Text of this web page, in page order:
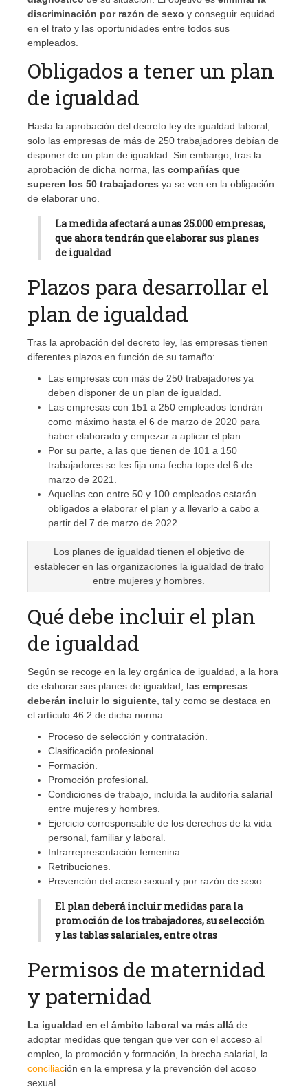
discriminación por razón de sexo y conseguir equidad
en el trato y las oportunidades entre todos sus
empleados.
Obligados a tener un plan
de igualdad
Hasta la aprobación del decreto ley de igualdad laboral,
solo las empresas de más de 250 trabajadores debían de
disponer de un plan de igualdad. Sin embargo, tras la
aprobación de dicha norma, las compañías que
superen los 50 trabajadores ya se ven en la obligación
de elaborar uno.
La medida afectará a unas 25.000 empresas,
que ahora tendrán que elaborar sus planes
de igualdad
Plazos para desarrollar el
plan de igualdad
Tras la aprobación del decreto ley, las empresas tienen
diferentes plazos en función de su tamaño:
Las empresas con más de 250 trabajadores ya
deben disponer de un plan de igualdad.
Las empresas con 151 a 250 empleados tendrán
como máximo hasta el 6 de marzo de 2020 para
haber elaborado y empezar a aplicar el plan.
Por su parte, a las que tienen de 101 a 150
trabajadores se les fija una fecha tope del 6 de
marzo de 2021.
Aquellas con entre 50 y 100 empleados estarán
obligados a elaborar el plan y a llevarlo a cabo a
partir del 7 de marzo de 2022.
Los planes de igualdad tienen el objetivo de
establecer en las organizaciones la igualdad de trato
entre mujeres y hombres.
Qué debe incluir el plan
de igualdad
Según se recoge en la ley orgánica de igualdad, a la hora
de elaborar sus planes de igualdad,
las empresas
deberán incluir lo siguiente , tal y como se destaca en
el artículo 46.2 de dicha norma:
Proceso de selección y contratación.
Clasificación profesional.
Formación.
Promoción profesional.
Condiciones de trabajo, incluida la auditoría salarial
entre mujeres y hombres.
Ejercicio corresponsable de los derechos de la vida
personal, familiar y laboral.
Infrarrepresentación femenina.
Retribuciones.
Prevención del acoso sexual y por razón de sexo
El plan deberá incluir medidas para la
promoción de los trabajadores, su selección
y las tablas salariales, entre otras
Permisos de maternidad
y paternidad
La igualdad en el ámbito laboral va más allá de
adoptar medidas que tengan que ver con el acceso al
empleo, la promoción y formación, la brecha salarial, la
conciliación en la empresa y la prevención del acoso
sexual.